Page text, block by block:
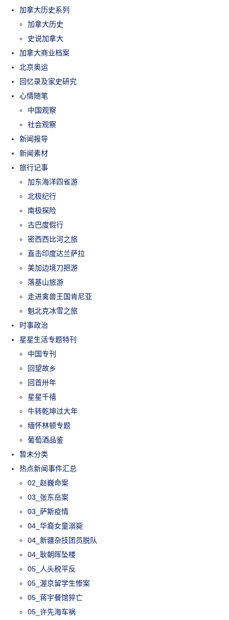
加拿大历史系列
加拿大历史
史说加拿大
加拿大商业档案
北京奥运
回忆录及家史研究
心情随笔
中国观察
社会观察
新闻报导
新闻素材
旅行记事
加东海洋四省游
北极纪行
南极探险
古巴度假行
密西西比河之旅
直击印度达兰萨拉
美加边境刀把游
落基山旅游
走进禽兽王国肯尼亚
魁北克冰雪之旅
时事政治
星星生活专题特刊
中国专刊
回望故乡
回首卅年
星星千禧
牛转乾坤过大年
缅怀林顿专题
葡萄酒品鉴
暂未分类
热点新闻事件汇总
02_赵巍命案
03_张东岳案
03_萨斯疫情
04_华裔女童溺毙
04_新疆杂技团员脱队
04_耿朝晖坠楼
05_人头税平反
05_渥京留学生惨案
05_蒋宇餐馆猝亡
05_许先海车祸